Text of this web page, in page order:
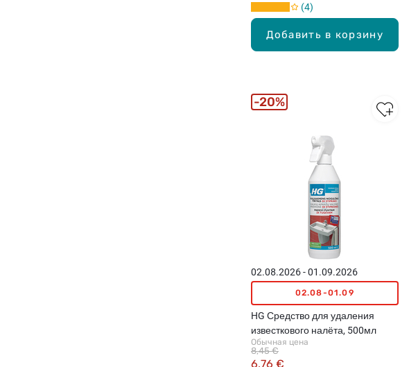
Добавить в корзину
4
02.08.2026 - 01.09.2026
02.08-01.09
HG Средство для удаления
известкового налёта, 500мл
Обычная цена
6,76 €
8,45 €
20%